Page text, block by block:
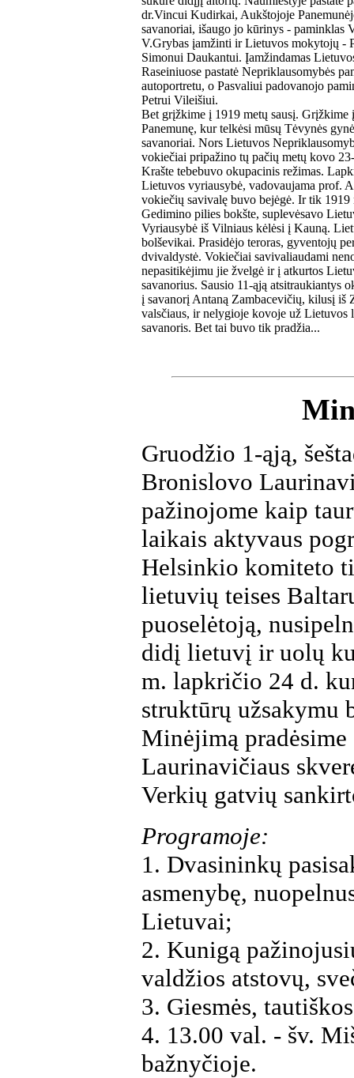
dr.Vincui Kudirkai, Aukštojoje
savanoriai, išaugo jo kūrinys - paminklas
V.Grybas įamžinti ir Lietuvos mokytojų -
Simonui Daukantui. Įamžindamas
Raseiniuose pastatė Nepriklausomybės
autoportretu, o Pasvaliui padovanojo
Petrui Vileišiui.
Bet grįžkime į 1919 metų sausį. Grįžkime
Panemunę, kur telkėsi mūsų Tėvynės
savanoriai. Nors Lietuvos
vokiečiai pripažino tų pačių metų kovo
Krašte tebebuvo okupacinis režimas.
Lietuvos vyriausybė, vadovaujama prof.
vokiečių savivalę buvo bejėgė. Ir tik 1919
Gedimino pilies bokšte, suplevėsavo
Vyriausybė iš Vilniaus kėlėsi į Kauną.
bolševikai. Prasidėjo teroras, gyventojų
dvivaldystė. Vokiečiai savivaliaudami
nepasitikėjimu jie žvelgė ir į atkurtos
savanorius. Sausio 11-ąją atsitraukiantys
į savanorį Antaną Zambacevičių, kilusį iš
valsčiaus, ir nelygioje kovoje už Lietuvos
savanoris. Bet tai buvo tik pradžia...
Gruodžio 1-ąją,
Bronislovo
pažinojome kaip
laikais aktyvaus
Helsinkio komiteto
lietuvių teises
puoselėtoją,
didį lietuvį ir uolų
m. lapkričio 24 d.
struktūrų užsakymu
Minėjimą
Laurinavičiaus
Verkių gatvių
Programoje:
1. Dvasininkų
asmenybę,
Lietuvai;
2. Kunigą
valdžios atstovų,
3. Giesmės,
4. 13.00 val. - šv.
bažnyčioje.